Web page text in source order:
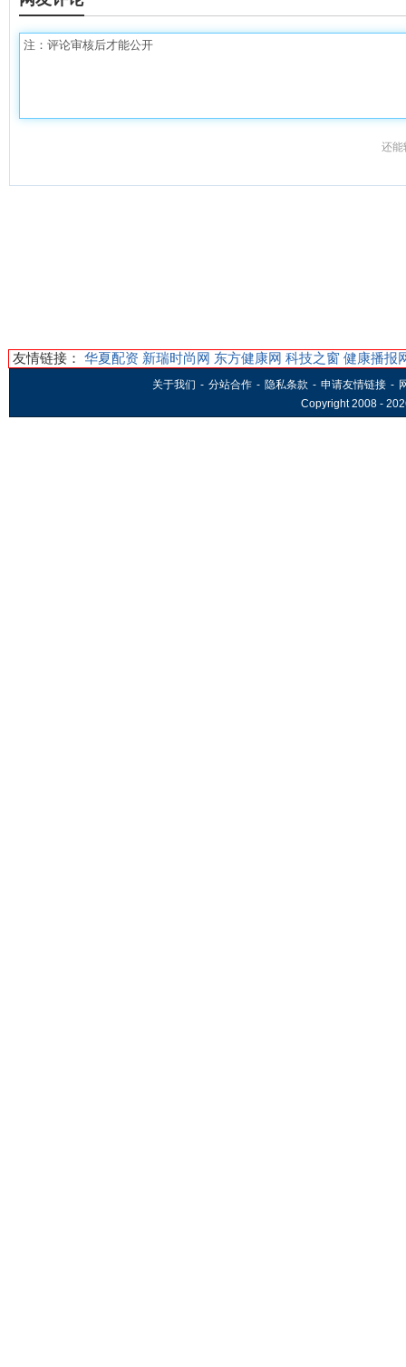
还能
友情链接： 华夏配资 新瑞时尚网 东方健康网 科技之窗 健康播报
关于我们 - 分站合作 - 隐私条款 - 申请友情链接 -
Copyright 2008 -